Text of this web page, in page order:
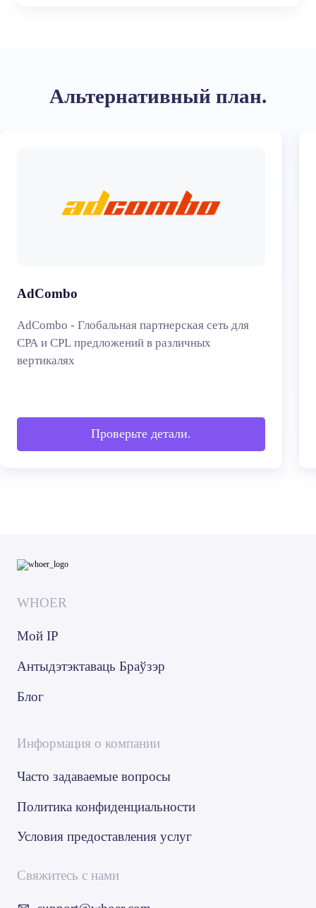
Альтернативный план.
AdCombo
AdCombo - Глобальная партнерская сеть для
CPA и CPL предложений в различных
вертикалях
Проверьте детали.
WHOER
Мой IP
Антыдэтэктаваць Браўзэр
Блог
Информация о компании
Часто задаваемые вопросы
Политика конфиденциальности
Условия предоставления услуг
Свяжитесь с нами